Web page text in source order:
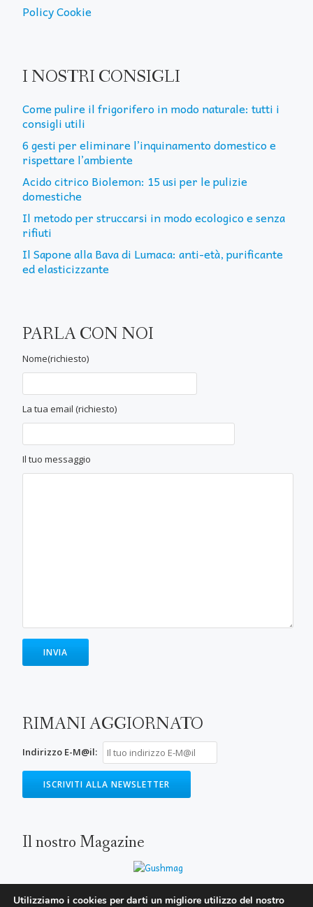
Policy Cookie
I NOSTRI CONSIGLI
Come pulire il frigorifero in modo naturale: tutti i
consigli utili
6 gesti per eliminare l’inquinamento domestico e
rispettare l’ambiente
Acido citrico Biolemon: 15 usi per le pulizie
domestiche
Il metodo per struccarsi in modo ecologico e senza
rifiuti
Il Sapone alla Bava di Lumaca: anti-età, purificante
ed elasticizzante
PARLA CON NOI
Nome(richiesto)
La tua email (richiesto)
Il tuo messaggio
RIMANI AGGIORNATO
Indirizzo E-M@il:
Il nostro Magazine
Utilizziamo i cookies per darti un migliore utilizzo del nostro